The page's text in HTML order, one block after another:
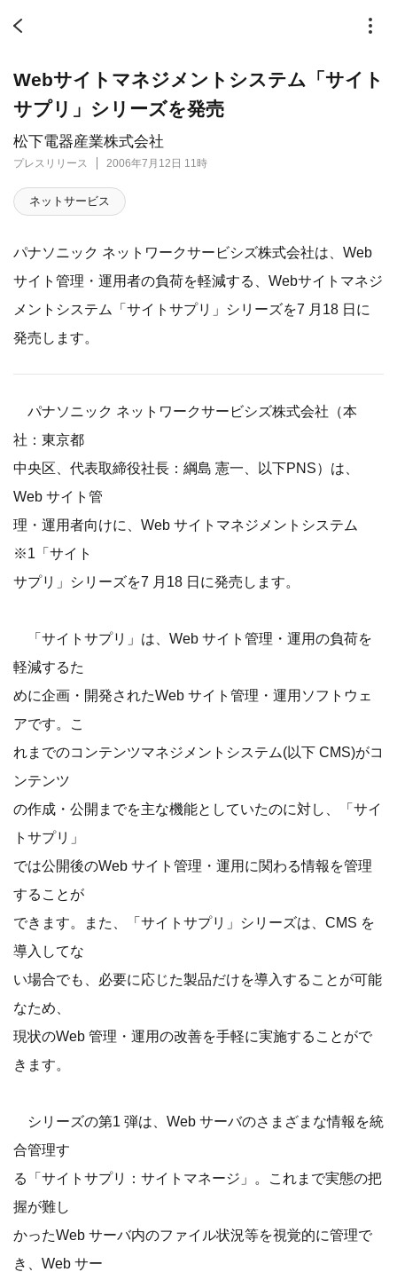
松下電器産業株式会社
プレスリリース 2006年7月12日 11時
Webサイトマネジメントシステム「サイト
サプリ」シリーズを発売
ネットサービス
パナソニック ネットワークサービシズ株式会社は、Web
サイト管理・運用者の負荷を軽減する、Webサイトマネジ
メントシステム「サイトサプリ」シリーズを7 月18 日に
発売します。
パナソニック ネットワークサービシズ株式会社（本
社：東京都
中央区、代表取締役社長：綱島 憲一、以下PNS）は、
Web サイト管
理・運用者向けに、Web サイトマネジメントシステム
※1「サイト
サプリ」シリーズを7 月18 日に発売します。
「サイトサプリ」は、Web サイト管理・運用の負荷を
軽減するた
めに企画・開発されたWeb サイト管理・運用ソフトウェ
アです。こ
れまでのコンテンツマネジメントシステム(以下 CMS)がコ
ンテンツ
の作成・公開までを主な機能としていたのに対し、「サイ
トサプリ」
では公開後のWeb サイト管理・運用に関わる情報を管理
することが
できます。また、「サイトサプリ」シリーズは、CMS を
導入してな
い場合でも、必要に応じた製品だけを導入することが可能
なため、
現状のWeb 管理・運用の改善を手軽に実施することがで
きます。
シリーズの第1 弾は、Web サーバのさまざまな情報を統
合管理す
る「サイトサプリ：サイトマネージ」。これまで実態の把
握が難し
かったWeb サーバ内のファイル状況等を視覚的に管理で
き、Web サー